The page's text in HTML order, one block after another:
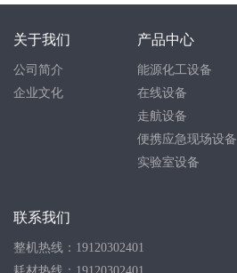
关于我们
公司简介
企业文化
产品中心
能源化工设备
在线设备
走航设备
便携应急现场设备
实验室设备
联系我们
整机热线：19120302401